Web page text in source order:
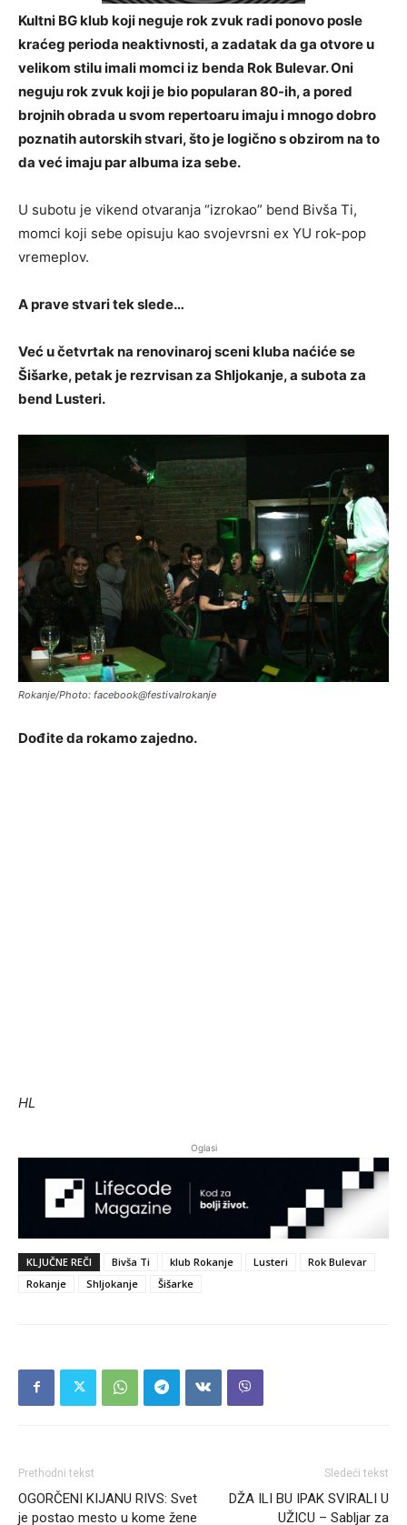
Kultni BG klub koji neguje rok zvuk radi ponovo posle
kraćeg perioda neaktivnosti, a zadatak da ga otvore u
velikom stilu imali momci iz benda Rok Bulevar. Oni
neguju rok zvuk koji je bio popularan 80-ih, a pored
brojnih obrada u svom repertoaru imaju i mnogo dobro
poznatih autorskih stvari, što je logično s obzirom na to
da već imaju par albuma iza sebe.
U subotu je vikend otvaranja “izrokao” bend Bivša Ti,
momci koji sebe opisuju kao svojevrsni ex YU rok-pop
vremeplov.
A prave stvari tek slede…
Već u četvrtak na renovinaroj sceni kluba naćiće se
Šišarke, petak je rezrvisan za Shljokanje, a subota za
bend Lusteri.
Rokanje/Photo: facebook@festivalrokanje
Dođite da rokamo zajedno.
HL
Oglasi
KLJUČNE REČI Bivša Ti klub Rokanje Lusteri
Rok Bulevar
Rokanje
Shljokanje Šišarke
Prethodni tekst
OGORČENI KIJANU RIVS: Svet
je postao mesto u kome žene
Sledeći tekst
DŽA ILI BU IPAK SVIRALI U
UŽICU – Sabljar za